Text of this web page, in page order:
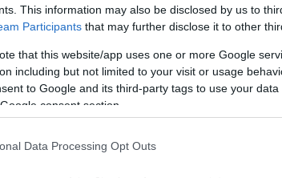
This information may also be disclosed by us to
Participants that may further disclose it to other
that this website/app uses one or more Google
including but not limited to your visit or usage
to Google and its third-party tags to use your
consent section.
Data Processing Opt Outs